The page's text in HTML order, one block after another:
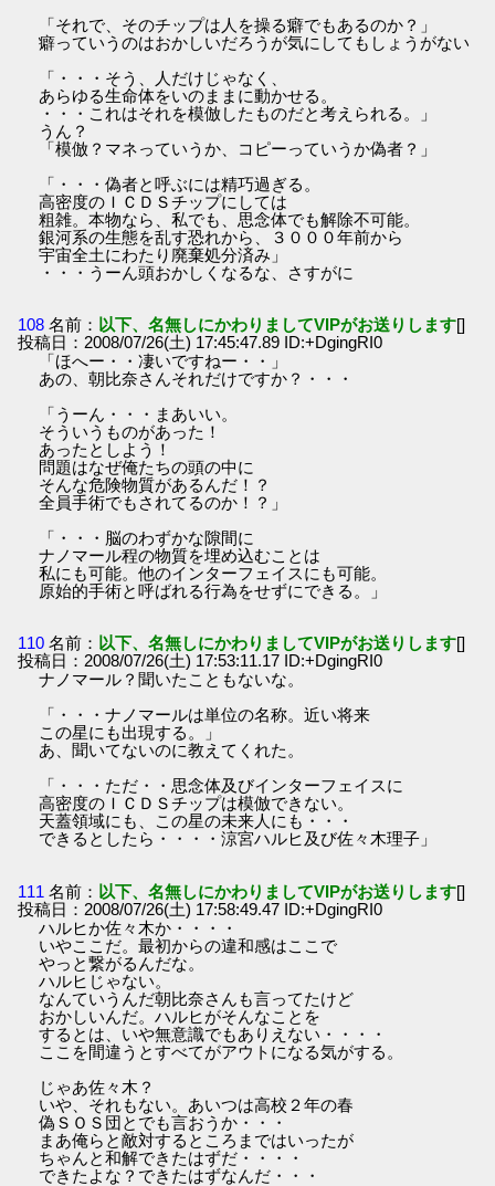
「それで、そのチップは人を操る癖でもあるのか？」
癖っていうのはおかしいだろうが気にしてもしょうがない
「・・・そう、人だけじゃなく、
あらゆる生命体をいのままに動かせる。
・・・これはそれを模倣したものだと考えられる。」
うん？
「模倣？マネっていうか、コピーっていうか偽者？」
「・・・偽者と呼ぶには精巧過ぎる。
高密度のＩＣＤＳチップにしては
粗雑。本物なら、私でも、思念体でも解除不可能。
銀河系の生態を乱す恐れから、３０００年前から
宇宙全土にわたり廃棄処分済み」
・・・うーん頭おかしくなるな、さすがに
108 名前： 以下、名無しにかわりましてVIPがお送りします[]
投稿日：2008/07/26(土) 17:45:47.89 ID:+DgingRI0
「ほへー・・凄いですねー・・」
あの、朝比奈さんそれだけですか？・・・
「うーん・・・まあいい。
そういうものがあった！
あったとしよう！
問題はなぜ俺たちの頭の中に
そんな危険物質があるんだ！？
全員手術でもされてるのか！？」
「・・・脳のわずかな隙間に
ナノマール程の物質を埋め込むことは
私にも可能。他のインターフェイスにも可能。
原始的手術と呼ばれる行為をせずにできる。」
110 名前： 以下、名無しにかわりましてVIPがお送りします[]
投稿日：2008/07/26(土) 17:53:11.17 ID:+DgingRI0
ナノマール？聞いたこともないな。
「・・・ナノマールは単位の名称。近い将来
この星にも出現する。」
あ、聞いてないのに教えてくれた。
「・・・ただ・・思念体及びインターフェイスに
高密度のＩＣＤＳチップは模倣できない。
天蓋領域にも、この星の未来人にも・・・
できるとしたら・・・・涼宮ハルヒ及び佐々木理子」
111 名前： 以下、名無しにかわりましてVIPがお送りします[]
投稿日：2008/07/26(土) 17:58:49.47 ID:+DgingRI0
ハルヒか佐々木か・・・・
いやここだ。最初からの違和感はここで
やっと繋がるんだな。
ハルヒじゃない。
なんていうんだ朝比奈さんも言ってたけど
おかしいんだ。ハルヒがそんなことを
するとは、いや無意識でもありえない・・・・
ここを間違うとすべてがアウトになる気がする。
じゃあ佐々木？
いや、それもない。あいつは高校２年の春
偽ＳＯＳ団とでも言おうか・・・
まあ俺らと敵対するところまではいったが
ちゃんと和解できたはずだ・・・・
できたよな？できたはずなんだ・・・